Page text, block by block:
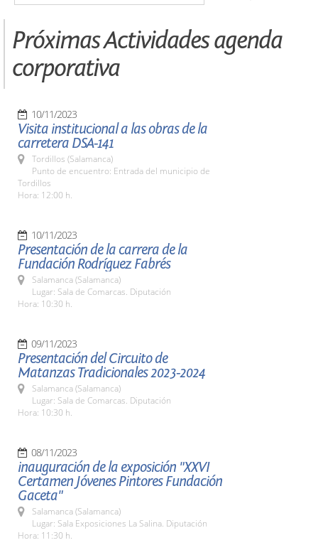
Próximas Actividades agenda
corporativa
10/11/2023
Visita institucional a las obras de la
carretera DSA-141
Tordillos (Salamanca)
Punto de encuentro: Entrada del municipio de
Tordillos
Hora: 12:00 h.
10/11/2023
Presentación de la carrera de la
Fundación Rodríguez Fabrés
Salamanca (Salamanca)
Lugar: Sala de Comarcas. Diputación
Hora: 10:30 h.
09/11/2023
Presentación del Circuito de
Matanzas Tradicionales 2023-2024
Salamanca (Salamanca)
Lugar: Sala de Comarcas. Diputación
Hora: 10:30 h.
08/11/2023
inauguración de la exposición "XXVI
Certamen Jóvenes Pintores Fundación
Gaceta"
Salamanca (Salamanca)
Lugar: Sala Exposiciones La Salina. Diputación
Hora: 11:30 h.